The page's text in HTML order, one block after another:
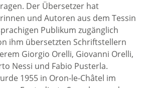
Der Übersetzer hat
und Autoren aus dem Tessin
Publikum zugänglich
ihm übersetzten Schriftstellern
Giorgio Orelli, Giovanni Orelli,
Nessi und Fabio Pusterla.
1955 in Oron-le-Châtel im